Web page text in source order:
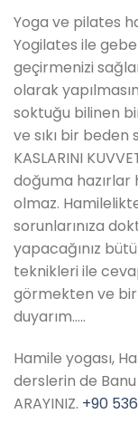
Yoga ve pilates
Yogilates ile
geçirmenizi
olarak
soktuğu bilinen
ve sıkı bir beden
KASLARINI
doğuma hazırlar
olmaz.
sorunlarınıza
yapacağınız
teknikleri ile
görmekten ve
duyarım…..
Hamile yogası,
derslerin de Banu
ARAYINIZ. +90